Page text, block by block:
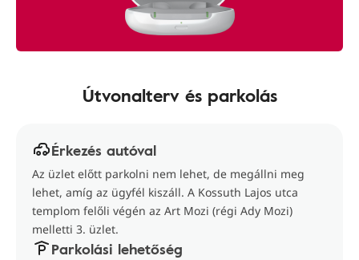
Útvonalterv és parkolás
Érkezés autóval
Az üzlet előtt parkolni nem lehet, de megállni meg
lehet, amíg az ügyfél kiszáll. A Kossuth Lajos utca
templom felőli végén az Art Mozi (régi Ady Mozi)
melletti 3. üzlet.
Parkolási lehetőség